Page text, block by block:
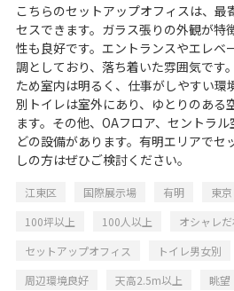
こちらのセットアップオフィスは、最
セスできます。ガラス張りの外観が特
性も良好です。エントランスやエレベ
調としており、落ち着いた雰囲気です
ため室内は明るく、仕事がしやすい環
別トイレは室外にあり、ゆとりのある
ます。その他、OAフロア、セントラ
どの設備があります。有明エリアでセ
しの方はぜひご検討ください。
江東区 国際展示場 有明
東
100坪以上
100人以上 オシャレ
セットアップオフィス
トイレ男女別
周辺環境良好
天高2.5m以上 眺望